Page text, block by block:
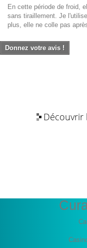
En cette période de froid,
sans tiraillement. Je
plus, elle ne colle pas
Donnez votre avis !
Découvrir